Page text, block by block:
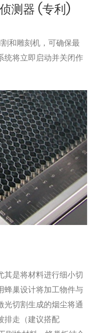
测器 (专利)
和雕刻机，可确保最
统将立即启动并关闭作
其是将材料进行细小切
蜂巢设计将加工物件与
光切割生成的烟尘将通
排走（建议搭配